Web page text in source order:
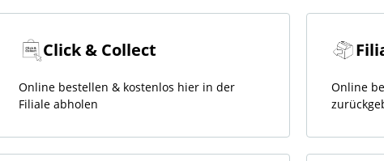
Click & Collect
Online bestellen & kostenlos hier in der
Filiale abholen
Online